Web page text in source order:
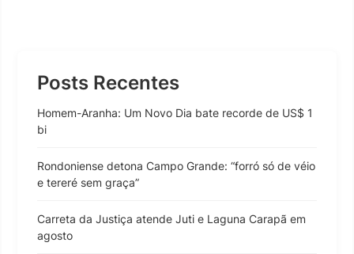
Posts Recentes
Homem-Aranha: Um Novo Dia bate recorde de US$ 1
bi
Rondoniense detona Campo Grande: “forró só de véio
e tereré sem graça”
Carreta da Justiça atende Juti e Laguna Carapã em
agosto